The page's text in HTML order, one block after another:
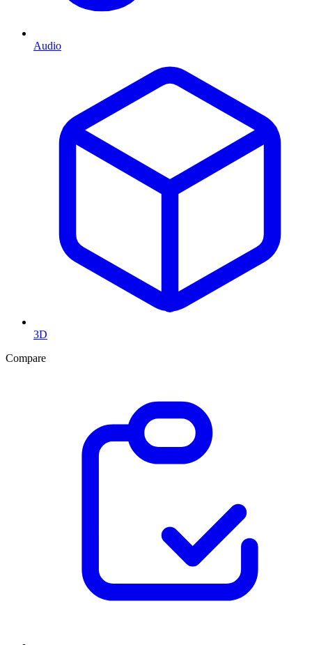
Audio
3D
Compare